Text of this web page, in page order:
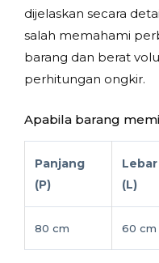
dijelaskan secara
salah memahami
barang dan berat
perhitungan ongkir.
Apabila barang
Panjang
(P)
Lebar
(L)
80 cm 60 cm